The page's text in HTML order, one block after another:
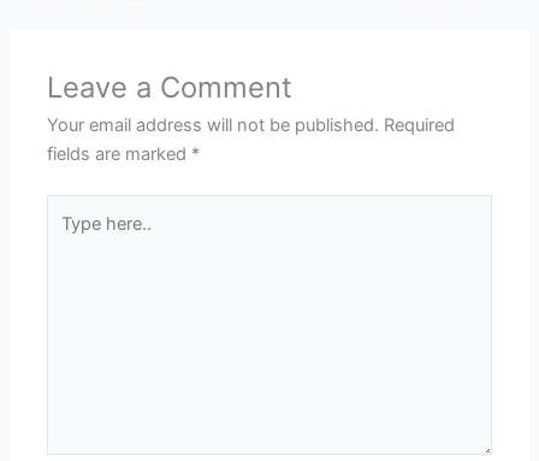
Leave a Comment
Your email address will not be published. Required
fields are marked *
here..